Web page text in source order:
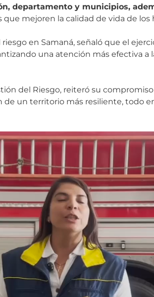
departamento y municipios,
que mejoren la calidad de vida de los
en Samaná, señaló que el
una atención más efectiva
del Riesgo, reiteró su
de un territorio más resiliente, todo